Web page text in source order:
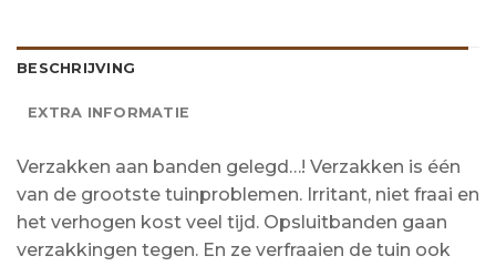
BESCHRIJVING
EXTRA INFORMATIE
Verzakken aan banden gelegd…! Verzakken is één
van de grootste tuinproblemen. Irritant, niet fraai en
het verhogen kost veel tijd. Opsluitbanden gaan
verzakkingen tegen. En ze verfraaien de tuin ook